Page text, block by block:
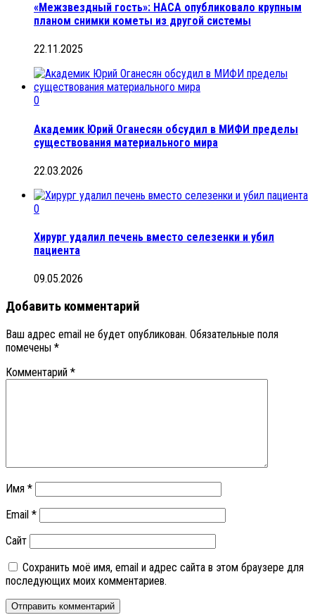
«Межзвездный гость»: НАСА опубликовало крупным
планом снимки кометы из другой системы
22.11.2025
0
Академик Юрий Оганесян обсудил в МИФИ пределы
существования материального мира
22.03.2026
0
Хирург удалил печень вместо селезенки и убил
пациента
09.05.2026
Добавить комментарий
Ваш адрес email не будет опубликован. Обязательные поля
помечены *
Комментарий *
Имя *
Email *
Сайт
Сохранить моё имя, email и адрес сайта в этом браузере для
последующих моих комментариев.